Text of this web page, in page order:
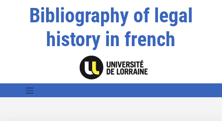
Bibliography of legal
history in french